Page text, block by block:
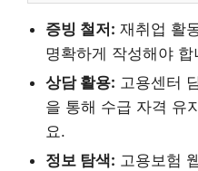
증빙 철저: 재취업 활
명확하게 작성해야 합
상담 활용: 고용센터
을 통해 수급 자격 유
요.
정보 탐색: 고용보험